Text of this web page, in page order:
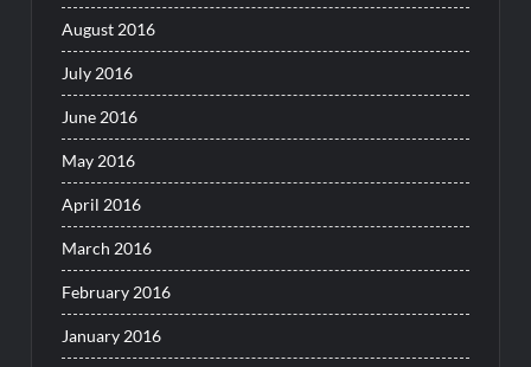
August 2016
July 2016
June 2016
May 2016
April 2016
March 2016
February 2016
January 2016